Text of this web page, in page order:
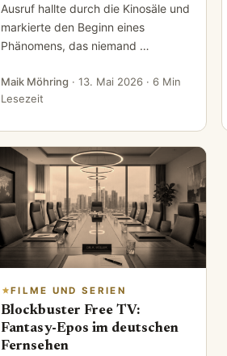
Ausruf hallte durch die Kinosäle und
markierte den Beginn eines
Phänomens, das niemand …
Maik Möhring · 13. Mai 2026 · 6 Min
Lesezeit
FILME UND SERIEN
Blockbuster Free TV:
Fantasy-Epos im deutschen
Fernsehen